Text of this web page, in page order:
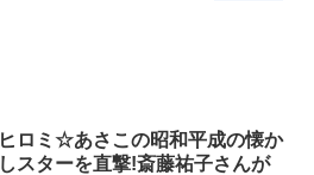
ヒロミ☆あさこの昭和平成の懐か
しスターを直撃!斎藤祐子さんが